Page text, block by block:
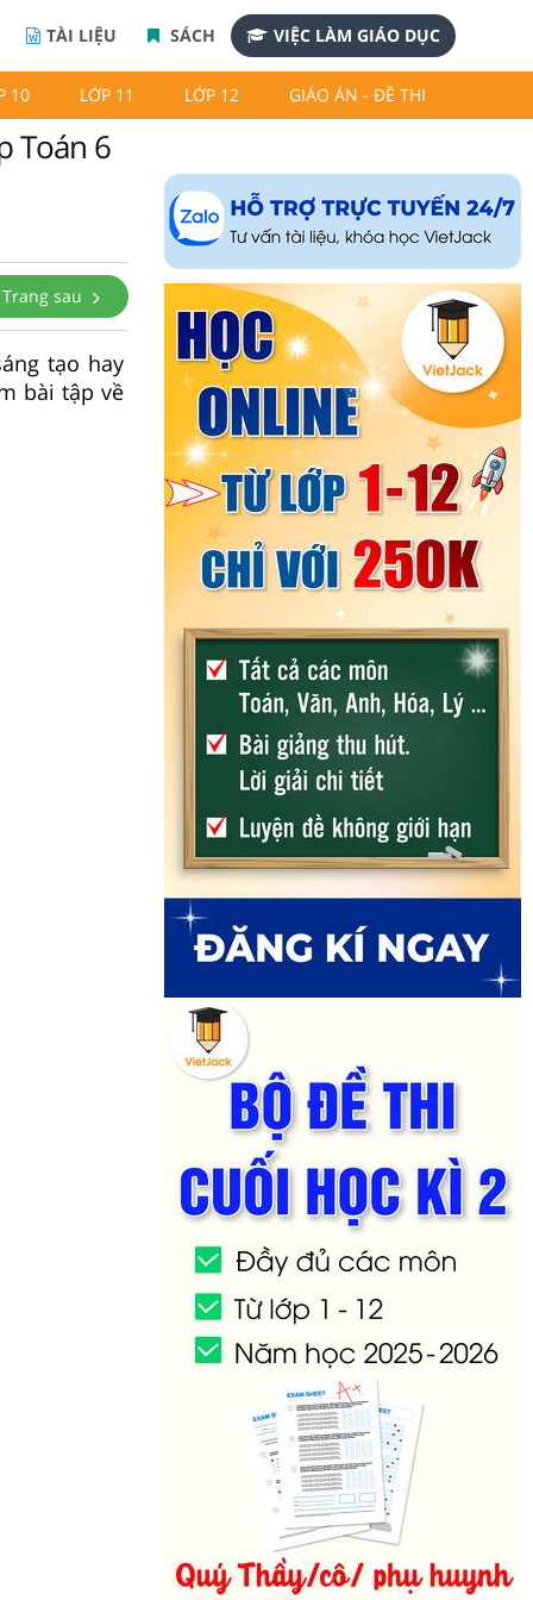
TÀI LIỆU SÁCH VIỆC LÀM GIÁO DỤC
10 LỚP 11 LỚP 12 GIÁO ÁN - ĐỀ THI
Toán 6
Trang sau
tạo hay
bài tập về